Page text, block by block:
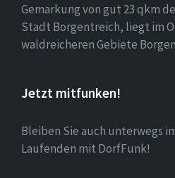
Gemarkung von gut 23 qkm
Stadt Borgentreich, liegt im
waldreicheren Gebiete
Jetzt mitfunken!
Bleiben Sie auch unterwegs
Laufenden mit DorfFunk!